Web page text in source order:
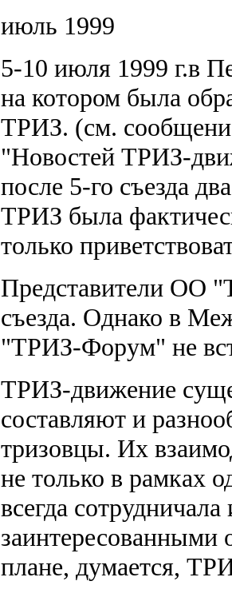
июль 1999
5-10 июля 1999 г.в
на котором была
ТРИЗ. (см.
"Новостей ТРИЗ-
после 5-го съезда
ТРИЗ была
только
Представители ОО
съезда. Однако в
"ТРИЗ-Форум" не
ТРИЗ-движение
составляют и
тризовцы. Их
не только в рамках
всегда
заинтересованными
плане, думается,